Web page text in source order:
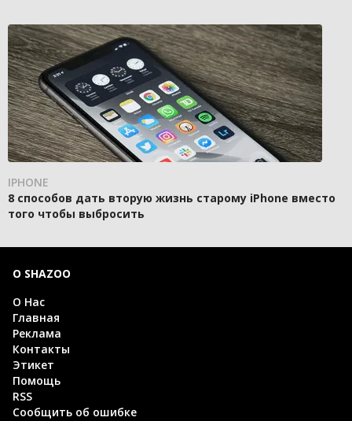
IPHONE
8 способов дать вторую жизнь старому iPhone вместо
того чтобы выбросить
О SHAZOO
О Нас
Главная
Реклама
Контакты
Этикет
Помощь
RSS
Сообщить об ошибке